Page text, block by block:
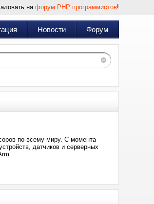
на форум PHP программистов!
Новости Форум
по всему миру. С момента
датчиков и серверных